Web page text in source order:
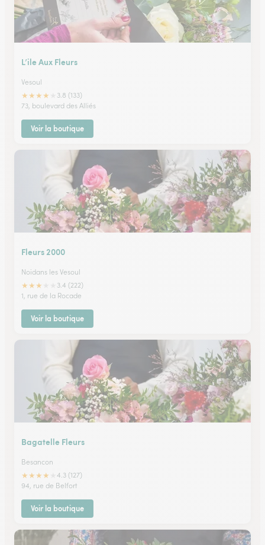
L’ile Aux Fleurs
Vesoul
★★★★
3.8 (133)
73, boulevard des Alliés
Voir la boutique
Fleurs 2000
Noidans les Vesoul
★★★
3.4 (222)
1, rue de la Rocade
Voir la boutique
Bagatelle Fleurs
Besancon
★★★★
4.3 (127)
94, rue de Belfort
Voir la boutique